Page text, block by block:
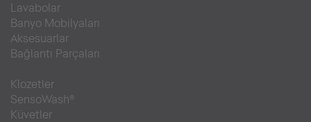
Lavabolar
Banyo Mobilyaları
Aksesuarlar
Bağlantı Parçaları
Klozetler
SensoWash®
Küvetler